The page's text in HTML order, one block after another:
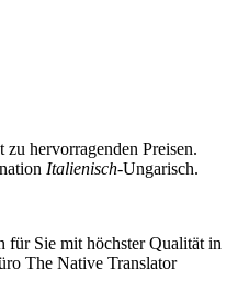
hervorragenden Preisen.
Italienisch-Ungarisch.
für Sie mit höchster Qualität in
The Native Translator